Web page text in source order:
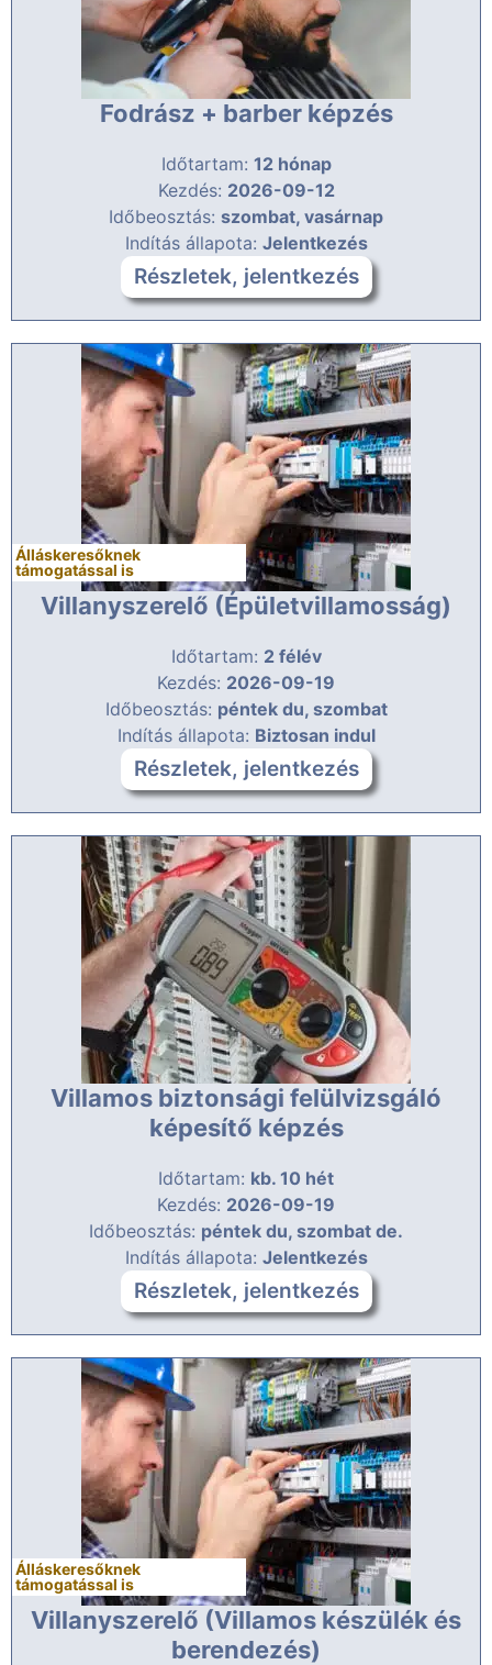
Fodrász + barber képzés
Időtartam: 12 hónap
Kezdés: 2026-09-12
Időbeosztás: szombat, vasárnap
Indítás állapota: Jelentkezés
Részletek, jelentkezés
Álláskeresőknek
támogatással is
Villanyszerelő (Épületvillamosság)
Időtartam: 2 félév
Kezdés: 2026-09-19
Időbeosztás: péntek du, szombat
Indítás állapota: Biztosan indul
Részletek, jelentkezés
Villamos biztonsági felülvizsgáló
képesítő képzés
Időtartam: kb. 10 hét
Kezdés: 2026-09-19
Időbeosztás: péntek du, szombat de.
Indítás állapota: Jelentkezés
Részletek, jelentkezés
Álláskeresőknek
támogatással is
Villanyszerelő (Villamos készülék és
berendezés)